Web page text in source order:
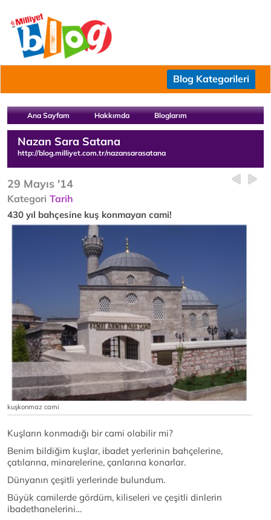
Blog Kategorileri
Ana Sayfam Hakkımda Bloglarım
Nazan Sara Satana
http://blog.milliyet.com.tr/nazansarasatana
29 Mayıs '14
Kategori Tarih
430 yıl bahçesine kuş konmayan cami!
kuşkonmaz cami
Kuşların konmadığı bir cami olabilir mi?
Benim bildiğim kuşlar, ibadet yerlerinin bahçelerine,
çatılarına, minarelerine, çanlarına konarlar.
Dünyanın çeşitli yerlerinde bulundum.
Büyük camilerde gördüm, kiliseleri ve çeşitli dinlerin
ibadethanelerini…